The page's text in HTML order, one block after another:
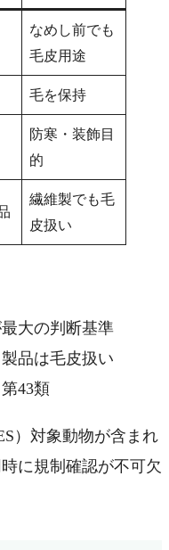
なめし前でも
毛皮用途
毛を保持
防寒・装飾目
的
繊維製でも毛
皮扱い
大の判断基準
品は毛皮扱い
43類
）対象動物が含まれ
に規制確認が不可欠